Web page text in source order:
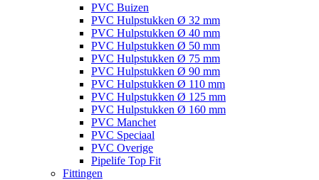
PVC Buizen
PVC Hulpstukken Ø 32 mm
PVC Hulpstukken Ø 40 mm
PVC Hulpstukken Ø 50 mm
PVC Hulpstukken Ø 75 mm
PVC Hulpstukken Ø 90 mm
PVC Hulpstukken Ø 110 mm
PVC Hulpstukken Ø 125 mm
PVC Hulpstukken Ø 160 mm
PVC Manchet
PVC Speciaal
PVC Overige
Pipelife Top Fit
Fittingen